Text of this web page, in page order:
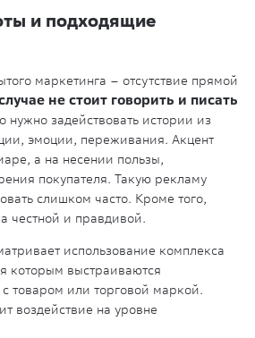
и подходящие
маркетинга – отсутствие прямой
не стоит говорить и писать
нужно задействовать истории из
эмоции, переживания. Акцент
а на несении пользы,
покупателя. Такую рекламу
слишком часто. Кроме того,
честной и правдивой.
использование комплекса
которым выстраиваются
товаром или торговой маркой.
воздействие на уровне